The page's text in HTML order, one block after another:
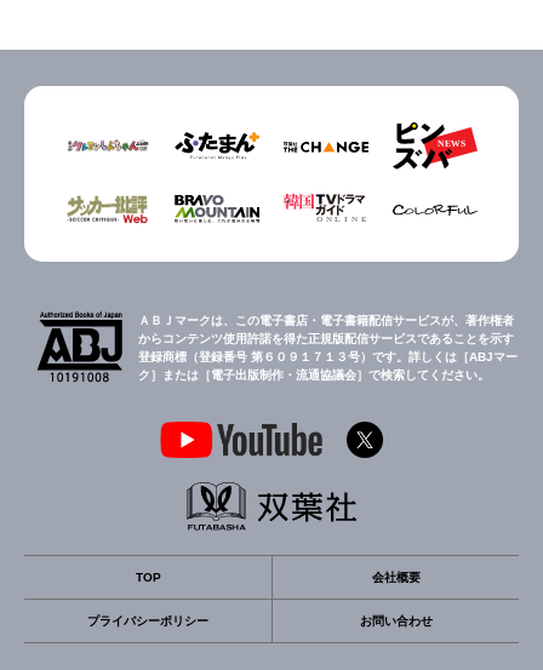
ＡＢＪマークは、この電子書店・電子書籍配信サービスが、著作権者
からコンテンツ使用許諾を得た正規版配信サービスであることを示す
登録商標（登録番号 第６０９１７１３号）です。詳しくは［ABJマー
ク］または［電子出版制作・流通協議会］で検索してください。
TOP 会社概要
プライバシーポリシー お問い合わせ